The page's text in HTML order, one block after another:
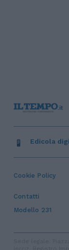
Cookie Policy
Contatti
Modello 231
Edicola